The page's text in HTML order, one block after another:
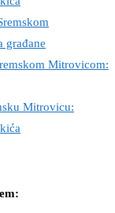
građane
Mitrovicom:
Mitrovicu: